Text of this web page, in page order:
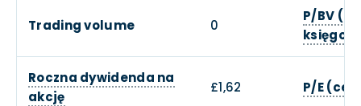
Trading volume 0
P/BV
Roczna dywidenda na
akcję
£1,62 P/E